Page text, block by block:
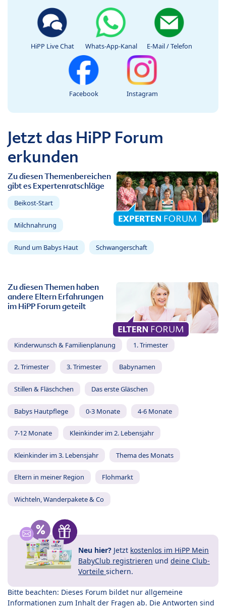
HiPP Live Chat Whats-App-Kanal E-Mail / Telefon
Facebook Instagram
Jetzt das HiPP Forum
erkunden
Zu diesen Themenbereichen
gibt es Expertenratschläge
Beikost-Start
Milchnahrung
Rund um Babys Haut Schwangerschaft
Zu diesen Themen haben
andere Eltern Erfahrungen
im HiPP Forum geteilt
Kinderwunsch & Familienplanung 1. Trimester
2. Trimester 3. Trimester Babynamen
Stillen & Fläschchen Das erste Gläschen
Babys Hautpflege 0-3 Monate 4-6 Monate
7-12 Monate Kleinkinder im 2. Lebensjahr
Kleinkinder im 3. Lebensjahr Thema des Monats
Eltern in meiner Region Flohmarkt
Wichteln, Wanderpakete & Co
Neu hier? Jetzt kostenlos im HiPP Mein
BabyClub registrieren und deine Club-
Vorteile sichern.
Bitte beachten: Dieses Forum bildet nur allgemeine
Informationen zum Inhalt der Fragen ab. Die Antworten sind